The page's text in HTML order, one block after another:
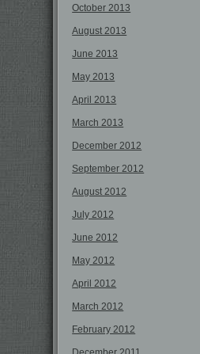
October 2013
August 2013
June 2013
May 2013
April 2013
March 2013
December 2012
September 2012
August 2012
July 2012
June 2012
May 2012
April 2012
March 2012
February 2012